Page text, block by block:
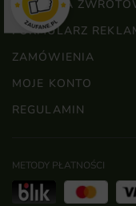
POLITYKA
FORMULARZ
ZAMÓWIENIA
MOJE KONTO
REGULAMIN
METODY PŁATNOŚCI